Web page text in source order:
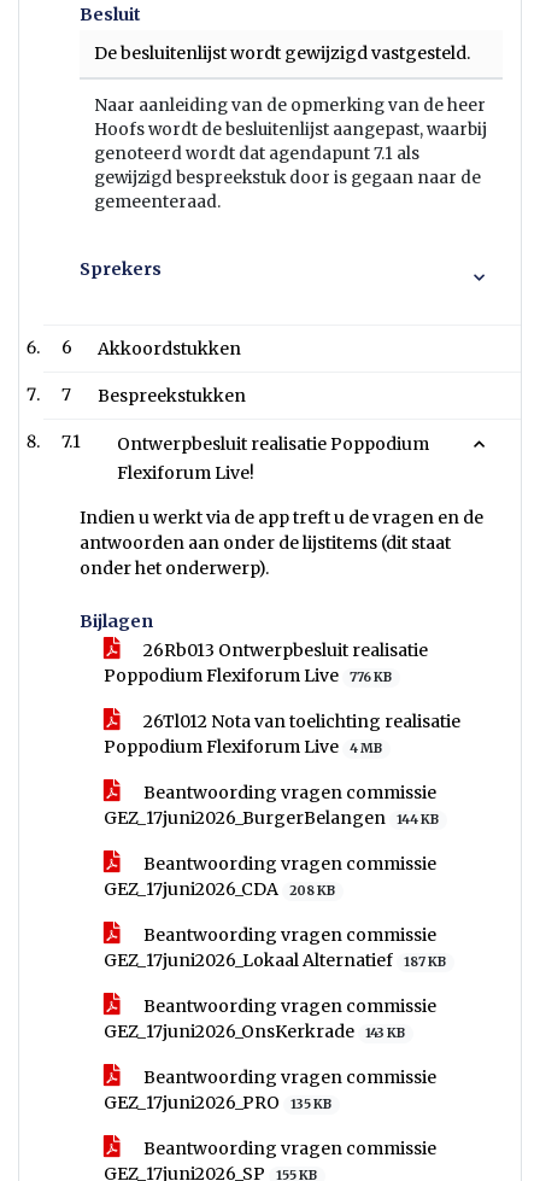
Besluit
De besluitenlijst wordt gewijzigd vastgesteld.
Naar aanleiding van de opmerking van de heer
Hoofs wordt de besluitenlijst aangepast, waarbij
genoteerd wordt dat agendapunt 7.1 als
gewijzigd bespreekstuk door is gegaan naar de
gemeenteraad.
Sprekers
6 Akkoordstukken
7 Bespreekstukken
7.1
Ontwerpbesluit realisatie Poppodium
Flexiforum Live!
Indien u werkt via de app treft u de vragen en de
antwoorden aan onder de lijstitems (dit staat
onder het onderwerp).
Bijlagen
26Rb013 Ontwerpbesluit realisatie
Poppodium Flexiforum Live
776 KB
26Tl012 Nota van toelichting realisatie
Poppodium Flexiforum Live
4 MB
Beantwoording vragen commissie
GEZ_17juni2026_BurgerBelangen
144 KB
Beantwoording vragen commissie
GEZ_17juni2026_CDA
208 KB
Beantwoording vragen commissie
GEZ_17juni2026_Lokaal Alternatief
187 KB
Beantwoording vragen commissie
GEZ_17juni2026_OnsKerkrade
143 KB
Beantwoording vragen commissie
GEZ_17juni2026_PRO
135 KB
Beantwoording vragen commissie
GEZ_17juni2026_SP
155 KB